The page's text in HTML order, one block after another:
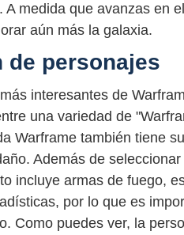
A medida que avanzas en
aún más la galaxia.
de personajes
interesantes de
una variedad de
Warframe también tiene
Además de
incluye armas de fuego,
por lo que es
Como puedes ver, la